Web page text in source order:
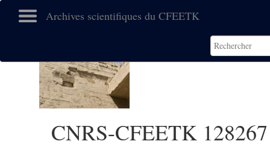
Archives scientifiques du CFEETK
CNRS-CFEETK 128267